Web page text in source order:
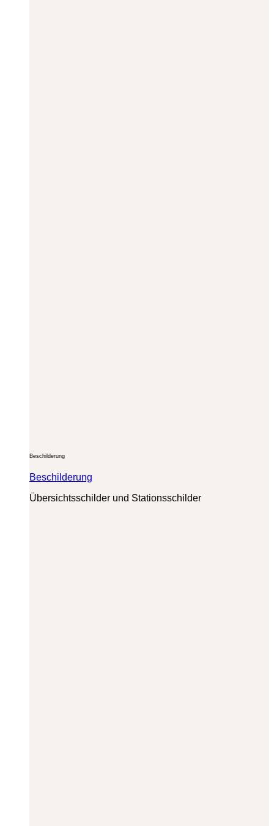
Beschilderung
Beschilderung
Übersichtsschilder und Stationsschilder